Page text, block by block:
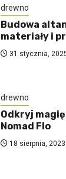
drewno
Budowa
materiały i
31 stycznia,
drewno
Odkryj
Nomad Flo
18 sierpnia, 2023